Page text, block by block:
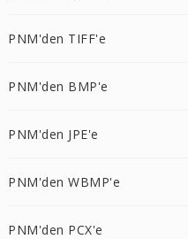
PNM'den TIFF'e
PNM'den BMP'e
PNM'den JPE'e
PNM'den WBMP'e
PNM'den PCX'e